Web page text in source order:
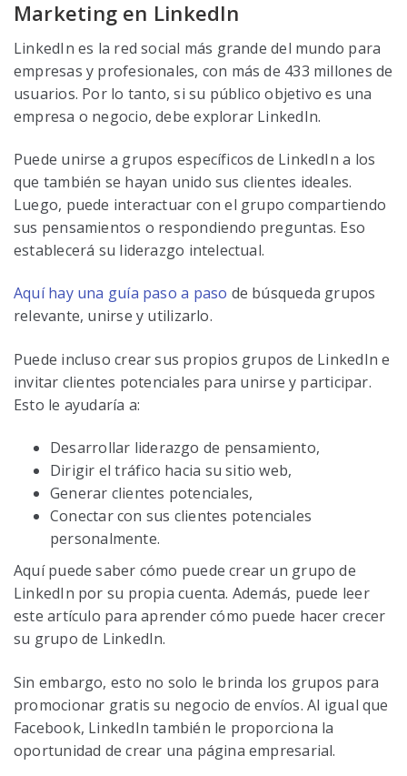
Marketing en LinkedIn
LinkedIn es la red social más grande del mundo para
empresas y profesionales, con más de 433 millones de
usuarios. Por lo tanto, si su público objetivo es una
empresa o negocio, debe explorar LinkedIn.
Puede unirse a grupos específicos de LinkedIn a los
que también se hayan unido sus clientes ideales.
Luego, puede interactuar con el grupo compartiendo
sus pensamientos o respondiendo preguntas. Eso
establecerá su liderazgo intelectual.
Aquí hay una guía paso a paso de búsqueda grupos
relevante, unirse y utilizarlo.
Puede incluso crear sus propios grupos de LinkedIn e
invitar clientes potenciales para unirse y participar.
Esto le ayudaría a:
Desarrollar liderazgo de pensamiento,
Dirigir el tráfico hacia su sitio web,
Generar clientes potenciales,
Conectar con sus clientes potenciales
personalmente.
Aquí puede saber cómo puede crear un grupo de
LinkedIn por su propia cuenta. Además, puede leer
este artículo para aprender cómo puede hacer crecer
su grupo de LinkedIn.
Sin embargo, esto no solo le brinda los grupos para
promocionar gratis su negocio de envíos. Al igual que
Facebook, LinkedIn también le proporciona la
oportunidad de crear una página empresarial.